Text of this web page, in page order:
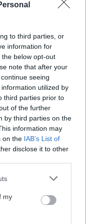
to third parties, or
information for
below opt-out
note that after your
seeing
utilized by
third parties prior to
of the further
by third parties on the
information may
on the IAB’s List of
disclose it to other
my
na Alpspitze
množstvo ľudí.